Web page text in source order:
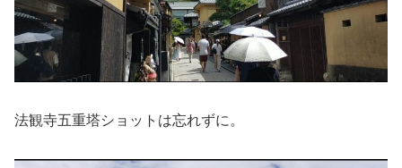
法観寺五重塔ショットは忘れずに。